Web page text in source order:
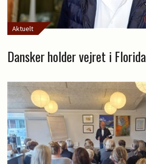
Aktuelt
Dansker holder vejret i Florida